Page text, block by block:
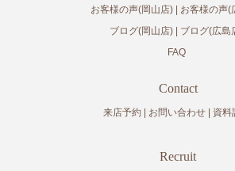
お客様の声(岡山店)
お客様の声(
ブログ(岡山店)
ブログ(広島
FAQ
Contact
来店予約 お問い合わせ 資料
Recruit